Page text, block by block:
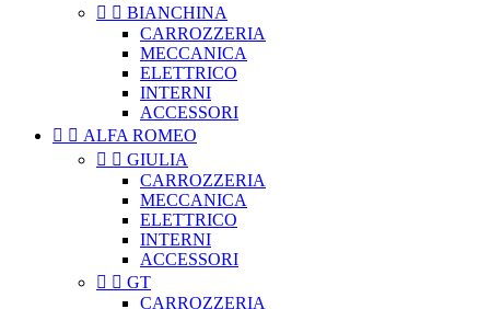
  BIANCHINA
CARROZZERIA
MECCANICA
ELETTRICO
INTERNI
ACCESSORI
  ALFA ROMEO
  GIULIA
CARROZZERIA
MECCANICA
ELETTRICO
INTERNI
ACCESSORI
  GT
CARROZZERIA